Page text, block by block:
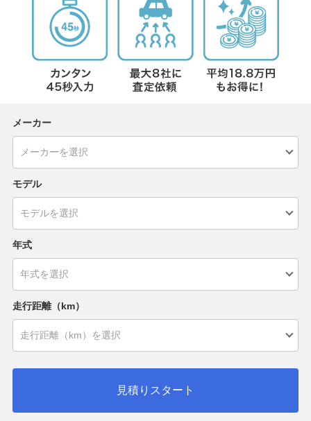
メーカー
モデル
年式
走行距離（km）
見積りスタート